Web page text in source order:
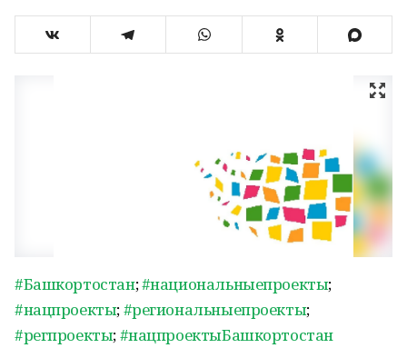
#Башкортостан;#национальныепроекты;
#нацпроекты;#региональныепроекты;
#регпроекты;#нацпроектыБашкортостан